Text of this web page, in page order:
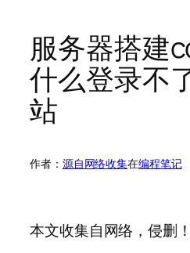
服务器搭建
什么登录不
站
作者： 源自网络收集在编程笔记
本文收集自网络，侵删！